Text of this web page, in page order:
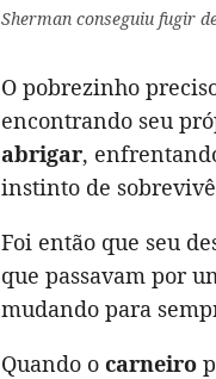
Sherman conseguiu fugir
O pobrezinho
encontrando seu
abrigar,
instinto de
Foi então que seu
que passavam por
mudando para
Quando o carneiro